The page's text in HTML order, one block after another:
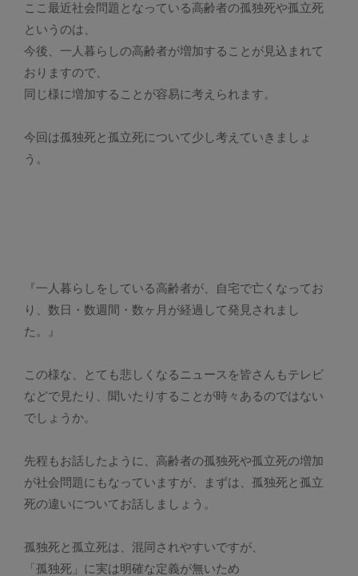
ここ最近社会問題となっている高齢者の孤独死や孤立死
というのは、
今後、一人暮らしの高齢者が増加することが見込まれて
おりますので、
同じ様に増加することが容易に考えられます。
今回は孤独死と孤立死について少し考えていきましょ
う。
『一人暮らしをしている高齢者が、自宅で亡くなってお
り、数日・数週間・数ヶ月が経過して発見されまし
た。』
この様な、とても悲しくなるニュースを皆さんもテレビ
などで見たり、聞いたりすることが時々あるのではない
でしょうか。
先程もお話したように、高齢者の孤独死や孤立死の増加
が社会問題にもなっていますが、まずは、孤独死と孤立
死の違いについてお話しましょう。
孤独死と孤立死は、混同されやすいですが、
「孤独死」に実は明確な定義が無いため